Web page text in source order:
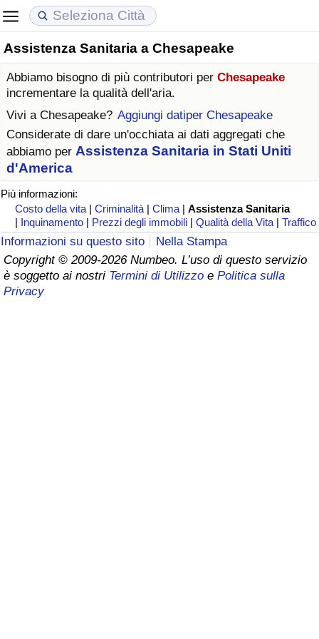
Assistenza Sanitaria a Chesapeake
Abbiamo bisogno di più contributori per Chesapeake
incrementare la qualità dell'aria.
Vivi a Chesapeake? Aggiungi datiper Chesapeake
Considerate di dare un'occhiata ai dati aggregati che
abbiamo per Assistenza Sanitaria in Stati Uniti
d'America
Più informazioni:
Costo della vita |Criminalità |Clima |Assistenza Sanitaria
| Inquinamento | Prezzi degli immobili |Qualità della Vita |Traffico
Informazioni su questo sito
Nella Stampa
Copyright © 2009-2026 Numbeo. L’uso di questo servizio
è soggetto ai nostri Termini di Utilizzo e Politica sulla
Privacy
Costo della vita
Indice Del Costo Della Vita (corrente)
Indice Del Costo Della Vita
Indice del Costo della Vita per Nazione
ad Aqaba
Prezzi degli immobili
Indice del Prezzo delle Case (Corrente)
Indice del Prezzo delle Case
Indice del Prezzo delle Case per Nazione
Qualità della Vita
Indice della Qualità della Vita
Indice della Qualità della Vita (Corrente)
Indice della qualità della vita per Paese
Criminalità
Indice del Tasso di Criminalità (Corrente)
Indice della Criminalità